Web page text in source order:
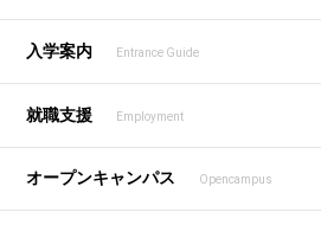
入学案内 Entrance Guide
就職支援 Employment
オープンキャンパス Opencampus